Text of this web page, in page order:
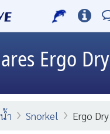
Ergo Dry
ำ Snorkel Ergo Dry